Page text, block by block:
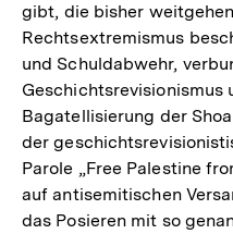
gibt, die bisher
Rechtsextremismus
und Schuldabwehr,
Geschichtsrevisionismus
Bagatellisierung der
der
Parole „Free Palestine
auf antisemitischen
das Posieren mit so